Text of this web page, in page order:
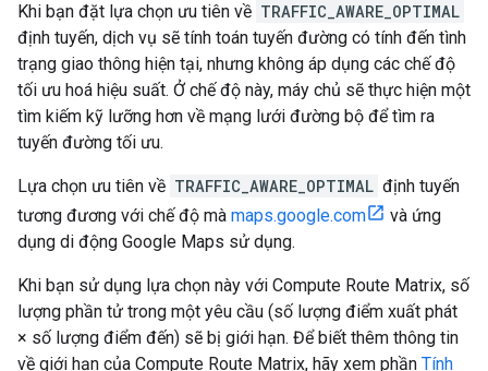
Khi bạn đặt lựa chọn ưu tiên về TRAFFIC_AWARE_OPTIMAL
định tuyến, dịch vụ sẽ tính toán tuyến đường có tính đến tình
trạng giao thông hiện tại, nhưng không áp dụng các chế độ
tối ưu hoá hiệu suất. Ở chế độ này, máy chủ sẽ thực hiện một
tìm kiếm kỹ lưỡng hơn về mạng lưới đường bộ để tìm ra
tuyến đường tối ưu.
Lựa chọn ưu tiên về TRAFFIC_AWARE_OPTIMAL định tuyến
tương đương với chế độ mà maps.google.com
và ứng
dụng di động Google Maps sử dụng.
Khi bạn sử dụng lựa chọn này với Compute Route Matrix, số
lượng phần tử trong một yêu cầu (số lượng điểm xuất phát
× số lượng điểm đến) sẽ bị giới hạn. Để biết thêm thông tin
về giới hạn của Compute Route Matrix, hãy xem phần Tính